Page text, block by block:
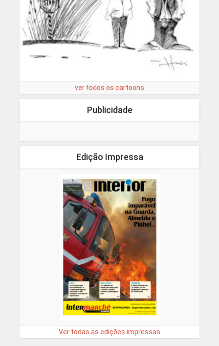
ver todos os cartoons
Publicidade
Edição Impressa
Ver todas as edições impressas